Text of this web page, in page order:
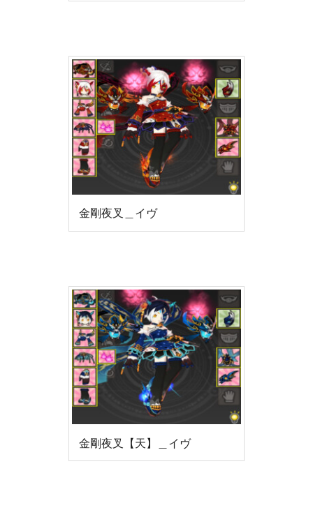
金剛夜叉＿イヴ
金剛夜叉【天】＿イヴ